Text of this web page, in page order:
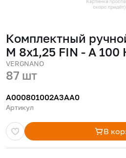
Комплектный
M 8x1,25 FIN - A 100
VERGNANO
87 шт
A000801002A3AA0
Артикул
В